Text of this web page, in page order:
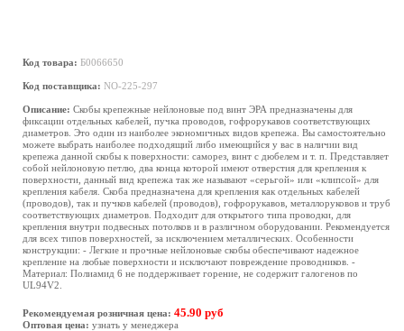
Код товара: Б0066650
Код поставщика: NO-225-297
Описание: Скобы крепежные нейлоновые под винт ЭРА предназначены для
фиксации отдельных кабелей, пучка проводов, гофрорукавов соответствующих
диаметров. Это один из наиболее экономичных видов крепежа. Вы самостоятельно
можете выбрать наиболее подходящий либо имеющийся у вас в наличии вид
крепежа данной скобы к поверхности: саморез, винт с дюбелем и т. п. Представляет
собой нейлоновую петлю, два конца которой имеют отверстия для крепления к
поверхности, данный вид крепежа так же называют «серьгой» или «клипсой» для
крепления кабеля. Скоба предназначена для крепления как отдельных кабелей
(проводов), так и пучков кабелей (проводов), гофрорукавов, металлоруковов и труб
соответствующих диаметров. Подходит для открытого типа проводки, для
крепления внутри подвесных потолков и в различном оборудовании. Рекомендуется
для всех типов поверхностей, за исключением металлических. Особенности
конструкции: - Легкие и прочные нейлоновые скобы обеспечивают надежное
крепление на любые поверхности и исключают повреждение проводников. -
Материал: Полиамид 6 не поддерживает горение, не содержит галогенов по
UL94V2.
Рекомендуемая розничная цена: 45.90 руб
Оптовая цена: узнать у менеджера